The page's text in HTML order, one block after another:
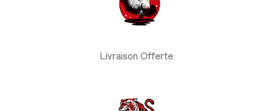
Livraison Offerte